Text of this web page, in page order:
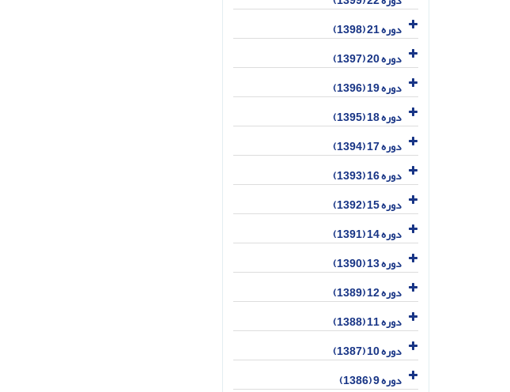
دوره 21 (1398)
دوره 20 (1397)
دوره 19 (1396)
دوره 18 (1395)
دوره 17 (1394)
دوره 16 (1393)
دوره 15 (1392)
دوره 14 (1391)
دوره 13 (1390)
دوره 12 (1389)
دوره 11 (1388)
دوره 10 (1387)
دوره 9 (1386)